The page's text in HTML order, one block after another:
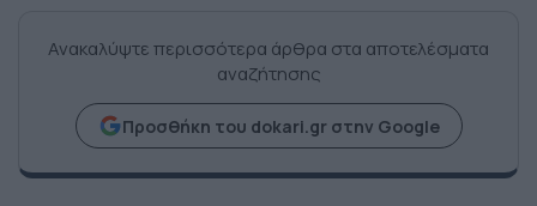
Ανακαλύψτε περισσότερα άρθρα στα αποτελέσματα
αναζήτησης
Προσθήκη του dokari.gr στην Google